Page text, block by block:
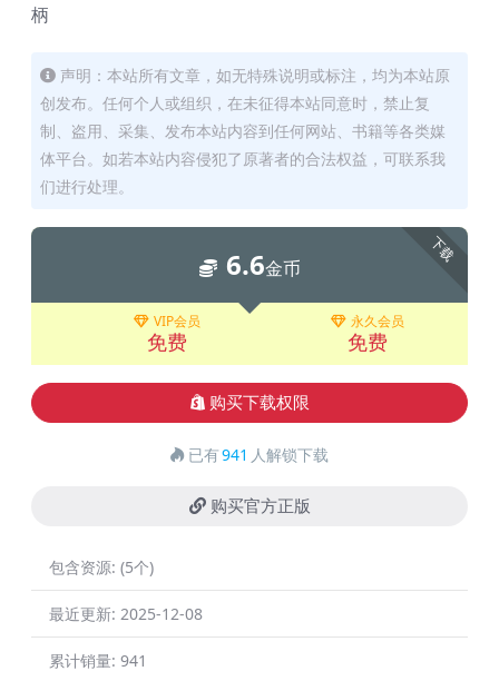
柄
声明：本站所有文章，如无特殊说明或标注，均为本站原
创发布。任何个人或组织，在未征得本站同意时，禁止复
制、盗用、采集、发布本站内容到任何网站、书籍等各类媒
体平台。如若本站内容侵犯了原著者的合法权益，可联系我
们进行处理。
下载
6.6金币
VIP会员
免费
永久会员
免费
购买下载权限
已有941 人解锁下载
购买官方正版
包含资源: (5个)
最近更新: 2025-12-08
累计销量: 941